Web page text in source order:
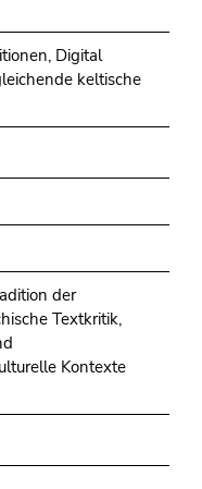
Digital
keltische
der
Textkritik,
Kontexte